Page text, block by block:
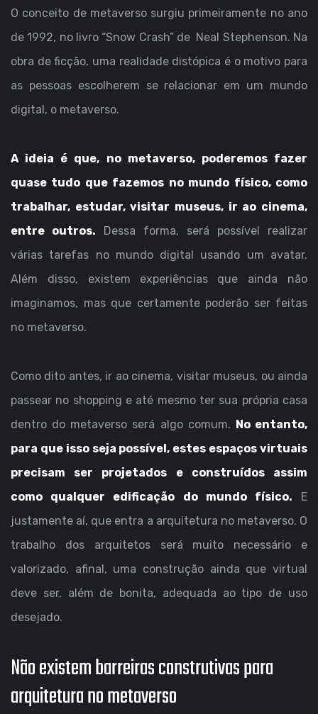
O conceito de metaverso surgiu primeiramente no ano
de 1992, no livro “Snow Crash” de Neal Stephenson. Na
obra de ficção, uma realidade distópica é o motivo para
as pessoas escolherem se relacionar em um mundo
digital, o metaverso.
A ideia é que, no metaverso, poderemos fazer
quase tudo que fazemos no mundo físico, como
trabalhar, estudar, visitar museus, ir ao cinema,
entre outros. Dessa forma, será possível realizar
várias tarefas no mundo digital usando um avatar.
Além disso, existem experiências que ainda não
imaginamos, mas que certamente poderão ser feitas
no metaverso.
Como dito antes, ir ao cinema, visitar museus, ou ainda
passear no shopping e até mesmo ter sua própria casa
dentro do metaverso será algo comum. No entanto,
para que isso seja possível, estes espaços virtuais
precisam ser projetados e construídos assim
como qualquer edificação do mundo físico. E
justamente aí, que entra a arquitetura no metaverso. O
trabalho dos arquitetos será muito necessário e
valorizado, afinal, uma construção ainda que virtual
deve ser, além de bonita, adequada ao tipo de uso
desejado.
Não existem barreiras construtivas para
arquitetura no metaverso